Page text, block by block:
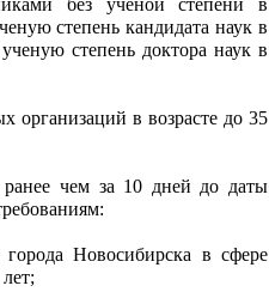
без ученой степени в
степень кандидата наук в
степень доктора наук в
организаций в возрасте до 35
чем за 10 дней до даты
Новосибирска в сфере